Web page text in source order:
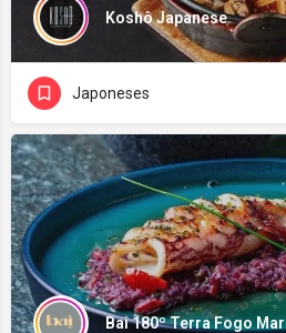
Koshô Japanese
Japoneses
Bai 180º Terra Fogo Mar